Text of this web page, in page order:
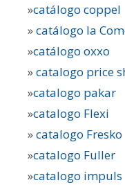
»catálogo coppel
»catálogo la
»catálogo oxxo
»catalogo price
»catalogo pakar
»catalogo Flexi
»catalogo Fresko
»catalogo Fuller
»catalogo impuls